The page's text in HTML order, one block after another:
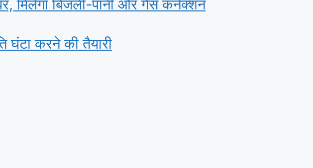
म‍िलेगा बिजली-पानी और गैस कनेक्‍शन
घंटा करने की तैयारी